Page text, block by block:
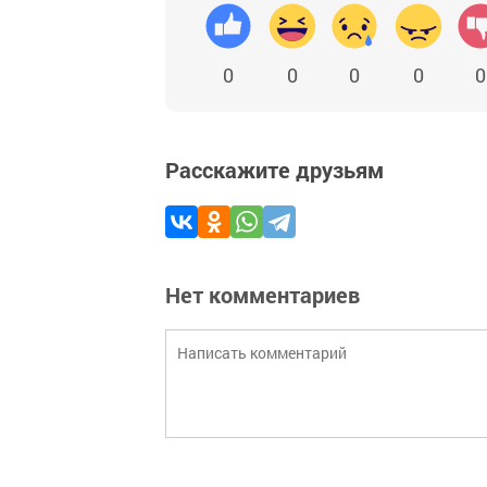
0 0 0 0 0
Расскажите друзьям
Нет комментариев